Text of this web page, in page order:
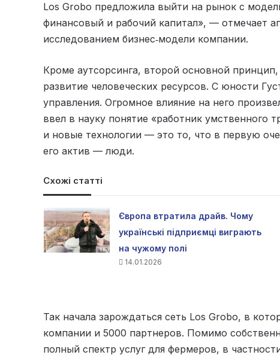
Los Grobo предложила выйти на рынок с
финансовый и рабочий капитал», — отмечает
исследованием бизнес‑модели компании.
Кроме аутсорсинга, второй основной
развитие человеческих ресурсов. С юности
управления. Огромное влияние на него
ввел в науку понятие «работник умственного
и новые технологии — это то, что в первую
его актив — люди.
Схожі статті
Європа втратила драйв. Чому
українські підприємці виграють
на чужому полі
14.01.2026
Так начала зарождаться сеть Los Grobo, в
компании и 5000 партнеров. Помимо
полный спектр услуг для фермеров, в